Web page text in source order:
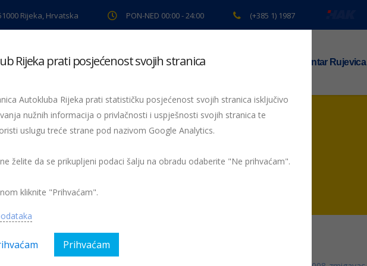
Rijeka, Hrvatska PON-NED 00:00 - 24:00 (+385 1) 1987
pregled Pomoć na cesti Servis Preventiva TS centar Rujevica
Žmigavac 8 008-zmigavac
Rijeka prati posjećenost svojih stranica
Autokluba Rijeka prati statističku posjećenost svojih stranica isključivo
nužnih informacija o privlačnosti i uspješnosti svojih stranica te
uslugu treće strane pod nazivom Google Analytics.
želite da se prikupljeni podaci šalju na obradu odaberite "Ne prihvaćam".
kliknite "Prihvaćam".
Prihvaćam